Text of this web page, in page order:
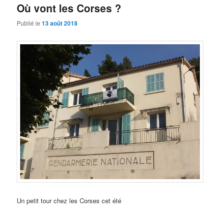
Où vont les Corses ?
Publié le13 août 2018
Un petit tour chez les Corses cet été